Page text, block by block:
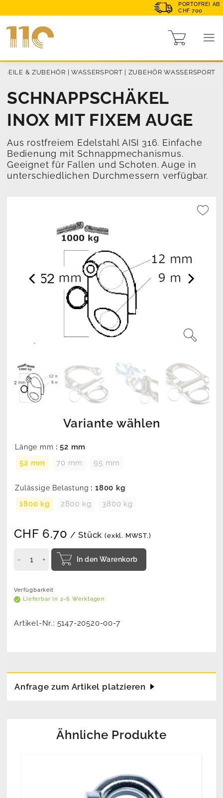
PORTOFREI AB
CHF 700
SEILE & ZUBEHÖR | WASSERSPORT | ZUBEHÖR WASSERSPORT
SCHNAPPSCHÄKEL
INOX MIT FIXEM AUGE
Aus rostfreiem Edelstahl AISI 316. Einfache
Bedienung mit Schnappmechanismus.
Geeignet für Fallen und Schoten. Auge in
unterschiedlichen Durchmessern verfügbar.
Variante wählen
Länge mm : 52 mm
52 mm
70 mm 95 mm
Zulässige Belastung : 1800 kg
1800 kg
2800 kg 3800 kg
CHF 6.70 / Stück (exkl. MWST.)
In den Warenkorb
Verfügbarkeit
Lieferbar in 2-6 Werktagen
Artikel-Nr.: 5147-20520-00-7
Anfrage zum Artikel platzieren
Ähnliche Produkte